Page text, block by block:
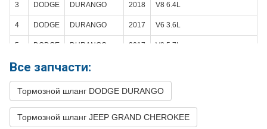
3 DODGE DURANGO 2018 V8 6.4L
4 DODGE DURANGO 2017 V6 3.6L
5 DODGE DURANGO 2017 V8 5.7L
6 DODGE DURANGO
8 DODGE DURANGO 2015 V6 3.6L
9 DODGE DURANGO 2015 V8 5.7L
Все запчасти:
Тормозной шланг DODGE DURANGO
Тормозной шланг JEEP GRAND CHEROKEE